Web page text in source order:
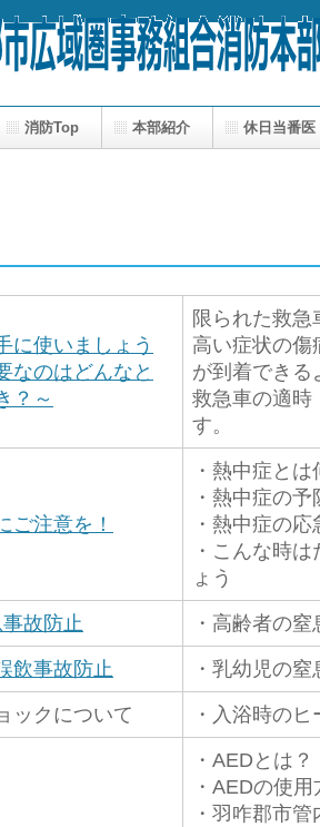
に使いましょう
なのはどんなと
？～
限られた救
高い症状の傷
が到着できる
救急車の適時
す。
ご注意を！
・熱中症とは
・熱中症の
・熱中症の応
・こんな時
ょう
故防止 ・高齢者の
飲事故防止 ・乳幼児の
ックについて ・入浴時の
・AEDとは？
・AEDの使用
・羽咋郡市
消防Top 本部紹介 休日当番医